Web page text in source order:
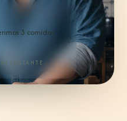
3 comidas
INSTANTE